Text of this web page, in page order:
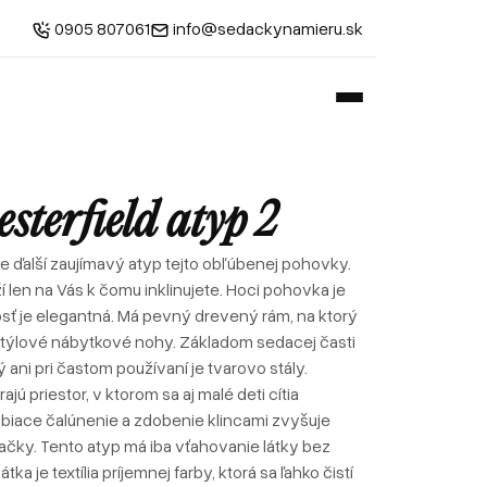
0905 807061 info@sedackynamieru.sk
atyp 2
ďalší zaujímavý atyp tejto obľúbenej pohovky.
na Vás k čomu inklinujete. Hoci pohovka je
je elegantná. Má pevný drevený rám, na ktorý
nábytkové nohy. Základom sedacej časti
pri častom používaní je tvarovo stály.
priestor, v ktorom sa aj malé deti cítia
čalúnenie a zdobenie klincami zvyšuje
Tento atyp má iba vťahovanie látky bez
je textília príjemnej farby, ktorá sa ľahko čistí